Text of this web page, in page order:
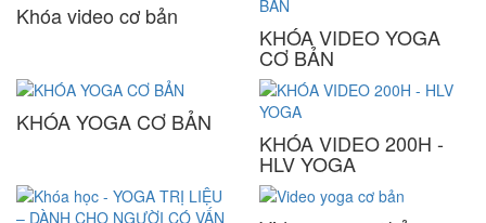
Khóa video cơ bản
KHÓA VIDEO YOGA
CƠ BẢN
KHÓA YOGA CƠ BẢN
KHÓA VIDEO 200H -
HLV YOGA